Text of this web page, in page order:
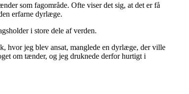
som fagområde. Ofte viser det sig, at det er få
erfarne dyrlæge.
i store dele af verden.
hvor jeg blev ansat, manglede en dyrlæge, der ville
om tænder, og jeg druknede derfor hurtigt i